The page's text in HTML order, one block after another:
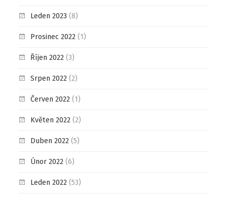
Leden 2023 (8)
Prosinec 2022(1)
Říjen 2022(3)
Srpen 2022(2)
Červen 2022(1)
Květen 2022(2)
Duben 2022(5)
Únor 2022(6)
Leden 2022(53)